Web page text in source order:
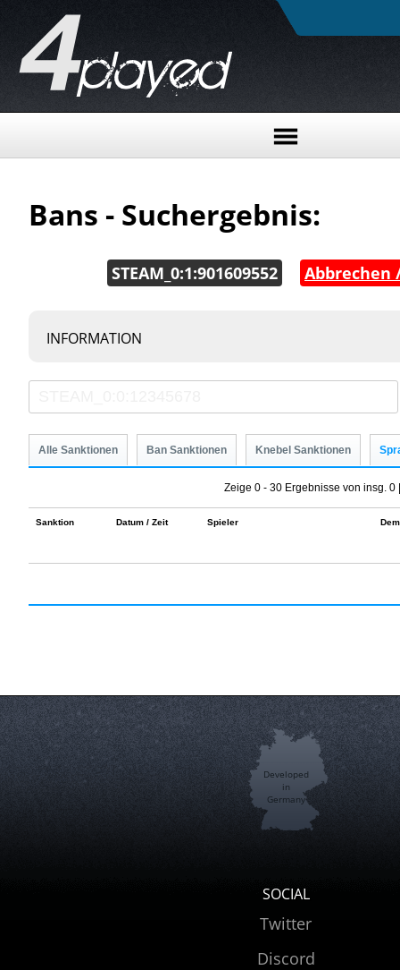
Bans - Suchergebnis:
STEAM_0:1:901609552 Abbrechen
INFORMATION
Alle Sanktionen Ban Sanktionen Knebel Sanktionen
Zeige 0 - 30 Ergebnisse von insg. 0
Sanktion Datum / Zeit Spieler
Developed
in
Germany
SOCIAL
Twitter
Discord